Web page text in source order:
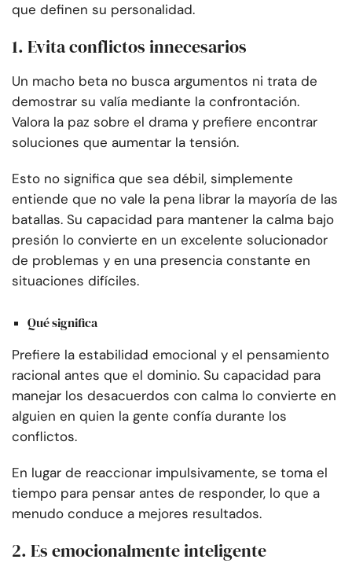
que definen su personalidad.
1. Evita conflictos innecesarios
Un macho beta no busca argumentos ni trata de
demostrar su valía mediante la confrontación.
Valora la paz sobre el drama y prefiere encontrar
soluciones que aumentar la tensión.
Esto no significa que sea débil, simplemente
entiende que no vale la pena librar la mayoría de las
batallas. Su capacidad para mantener la calma bajo
presión lo convierte en un excelente solucionador
de problemas y en una presencia constante en
situaciones difíciles.
Qué significa
Prefiere la estabilidad emocional y el pensamiento
racional antes que el dominio. Su capacidad para
manejar los desacuerdos con calma lo convierte en
alguien en quien la gente confía durante los
conflictos.
En lugar de reaccionar impulsivamente, se toma el
tiempo para pensar antes de responder, lo que a
menudo conduce a mejores resultados.
2. Es emocionalmente inteligente